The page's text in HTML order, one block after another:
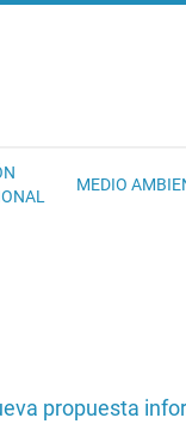
MEDIO
propuesta